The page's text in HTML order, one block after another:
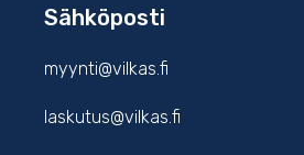
Sähköposti
myynti@vilkas.fi
laskutus@vilkas.fi